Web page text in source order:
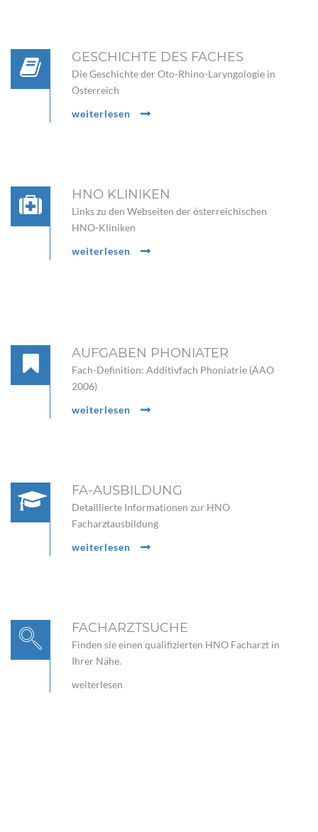
GESCHICHTE DES FACHES
Die Geschichte der Oto-Rhino-Laryngologie in
Österreich
weiterlesen
HNO KLINIKEN
Links zu den Webseiten der österreichischen
HNO-Kliniken
weiterlesen
AUFGABEN PHONIATER
Fach-Definition: Additivfach Phoniatrie (ÄAO
2006)
weiterlesen
FA-AUSBILDUNG
Detaillierte Informationen zur HNO
Facharztausbildung
weiterlesen
FACHARZTSUCHE
Finden sie einen qualifizierten HNO Facharzt in
Ihrer Nähe.
weiterlesen